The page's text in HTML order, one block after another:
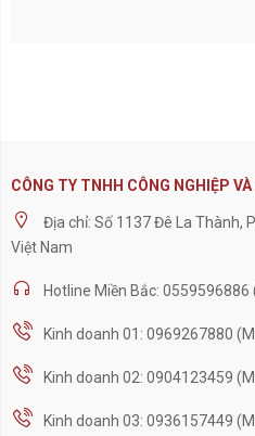
CÔNG TY TNHH CÔNG NGHIỆP
Địa chỉ: Số 1137 Đê La Thành,
Việt Nam
Hotline Miền Bắc: 0559596886
Kinh doanh 01: 0969267880
Kinh doanh 02: 0904123459
Kinh doanh 03: 0936157449